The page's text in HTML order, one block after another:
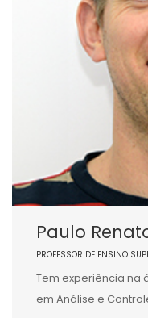
Paulo
PROFESSOR DE ENSINO
Tem experiência na
em Análise e